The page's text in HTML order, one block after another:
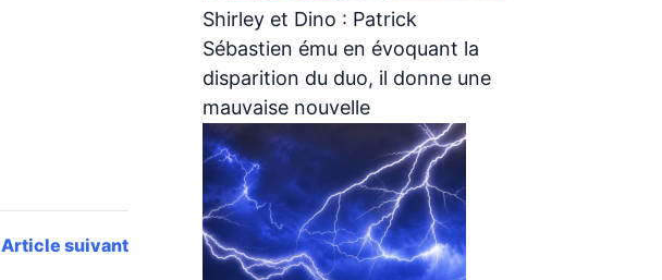
Article suivant
Shirley et Dino : Patrick
Sébastien ému en évoquant la
disparition du duo, il donne une
mauvaise nouvelle